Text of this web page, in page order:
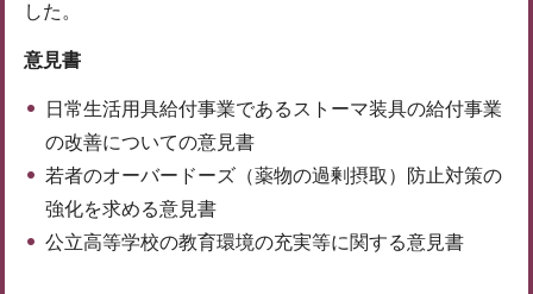
した。
意見書
日常生活用具給付事業であるストーマ装具の給付事業
の改善についての意見書
若者のオーバードーズ（薬物の過剰摂取）防止対策の
強化を求める意見書
公立高等学校の教育環境の充実等に関する意見書